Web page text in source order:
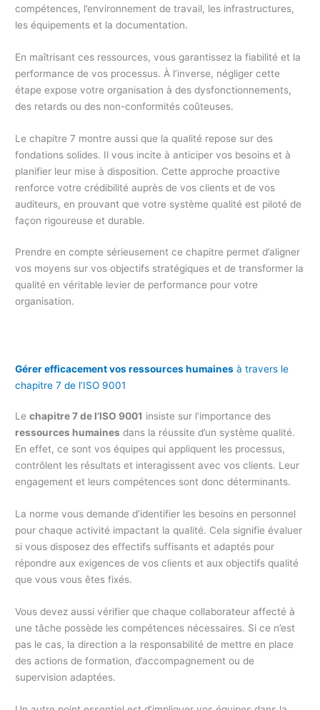
compétences, l’environnement de travail, les infrastructures,
les équipements et la documentation.
En maîtrisant ces ressources, vous garantissez la fiabilité et la
performance de vos processus. À l’inverse, négliger cette
étape expose votre organisation à des dysfonctionnements,
des retards ou des non-conformités coûteuses.
Le chapitre 7 montre aussi que la qualité repose sur des
fondations solides. Il vous incite à anticiper vos besoins et à
planifier leur mise à disposition. Cette approche proactive
renforce votre crédibilité auprès de vos clients et de vos
auditeurs, en prouvant que votre système qualité est piloté de
façon rigoureuse et durable.
Prendre en compte sérieusement ce chapitre permet d’aligner
vos moyens sur vos objectifs stratégiques et de transformer la
qualité en véritable levier de performance pour votre
organisation.
Gérer efficacement vos ressources humaines à travers le
chapitre 7 de l’ISO 9001
Lechapitre 7 de l’ISO 9001 insiste sur l’importance des
ressources humaines dans la réussite d’un système qualité.
En effet, ce sont vos équipes qui appliquent les processus,
contrôlent les résultats et interagissent avec vos clients. Leur
engagement et leurs compétences sont donc déterminants.
La norme vous demande d’identifier les besoins en personnel
pour chaque activité impactant la qualité. Cela signifie évaluer
si vous disposez des effectifs suffisants et adaptés pour
répondre aux exigences de vos clients et aux objectifs qualité
que vous vous êtes fixés.
Vous devez aussi vérifier que chaque collaborateur affecté à
une tâche possède les compétences nécessaires. Si ce n’est
pas le cas, la direction a la responsabilité de mettre en place
des actions de formation, d’accompagnement ou de
supervision adaptées.